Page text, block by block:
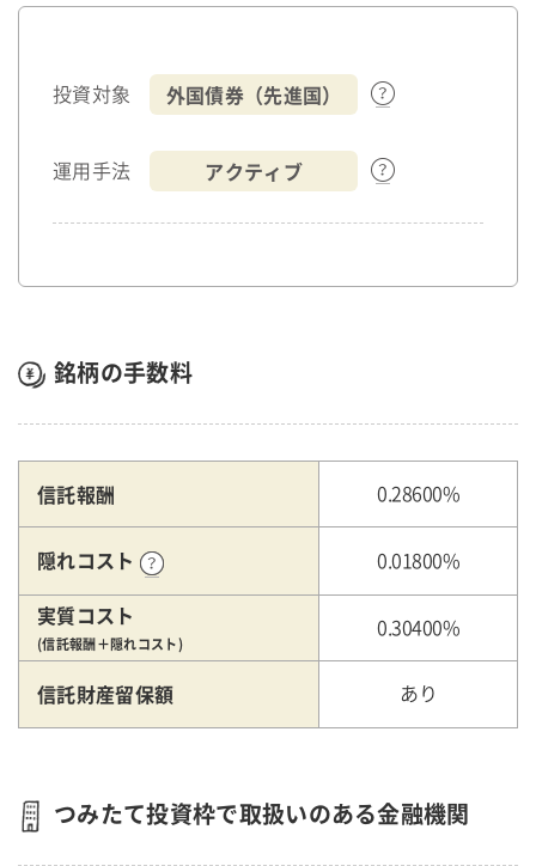
投資対象 外国債券（先進国）
運用手法 アクティブ
銘柄の手数料
信託報酬 0.28600%
隠れコスト 0.01800%
実質コスト
(信託報酬＋隠れコスト)
0.30400%
信託財産留保額 あり
つみたて投資枠で取扱いのある金融機関